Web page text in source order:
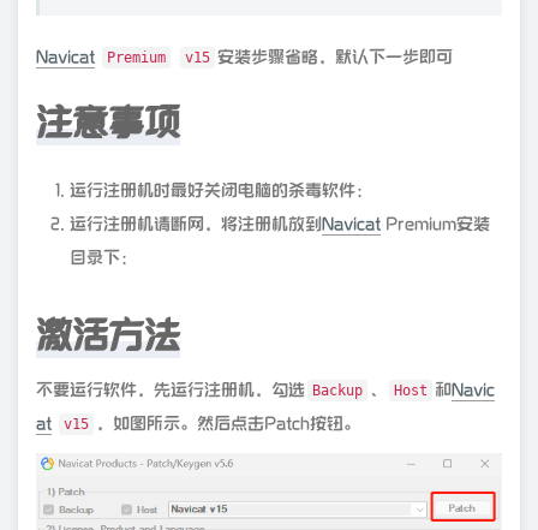
Navicat Premium v15 安装步骤省略，默认下一步即可
注意事项
运行注册机时最好关闭电脑的杀毒软件；
运行注册机请断网，将注册机放到Navicat Premium安装
目录下；
激活方法
不要运行软件，先运行注册机，勾选 Backup 、 Host 和Navic
at
v15 ，如图所示。然后点击Patch按钮。